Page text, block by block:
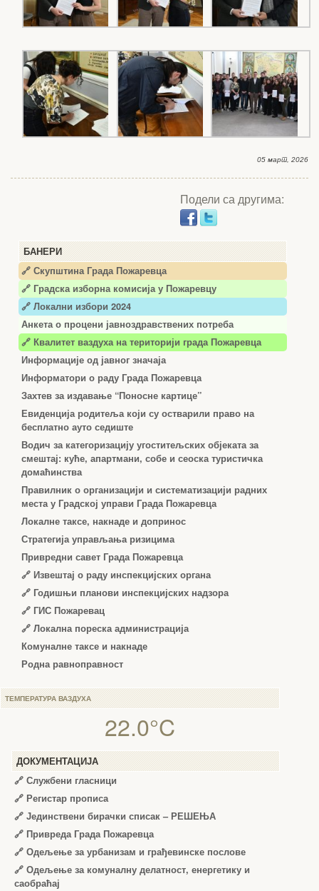
БАНЕРИ
🔗 Скупштина Града Пожаревца
🔗 Градска изборна комисија у Пожаревцу
🔗 Локални избори 2024
Анкета о процени јавноздравствених потреба
🔗 Квалитет ваздуха на територији града Пожаревца
Информације од јавног значаја
Информатори о раду Града Пожаревца
Захтев за издавање “Поносне картице”
Евиденција родитеља који су остварили право на
бесплатно ауто седиште
Водич за категоризацију угоститељских објеката за
смештај: куће, апартмани, собе и сеоска туристичка
домаћинства
Правилник о организацији и систематизацији радних
места у Градској управи Града Пожаревца
Локалне таксе, накнаде и допринос
Стратегија управљања ризицима
Привредни савет Града Пожаревца
🔗 Извештај о раду инспекцијских органа
🔗 Годишњи планови инспекцијских надзора
🔗 ГИС Пожаревац
🔗 Локална пореска администрација
Комуналне таксе и накнаде
Родна равноправност
05 март, 2026
Подели са другима:
ТЕМПЕРАТУРА ВАЗДУХА
22.0°C
ДОКУМЕНТАЦИЈА
🔗 Службени гласници
🔗 Регистар прописа
🔗 Јединствени бирачки списак – РЕШЕЊА
🔗 Привреда Града Пожаревца
🔗 Одељење за урбанизам и грађевинске послове
🔗 Одељење за комуналну делатност, енергетику и
саобраћај